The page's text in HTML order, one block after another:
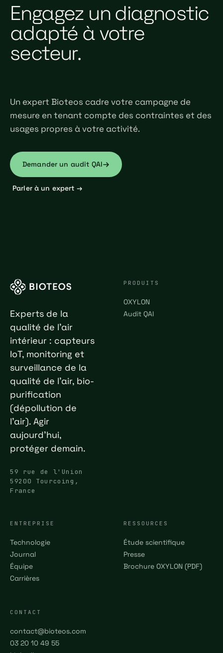
Engagez un diagnostic
adapté à votre
secteur.
Un expert Bioteos cadre votre campagne de
mesure en tenant compte des contraintes et des
usages propres à votre activité.
Demander un audit QAI
Parler à un expert →
Experts de la
qualité de l'air
intérieur : capteurs
IoT, monitoring et
surveillance de la
qualité de l'air, bio-
purification
(dépollution de
l'air). Agir
aujourd'hui,
protéger demain.
59 rue de l'Union
59200 Tourcoing,
France
PRODUITS
OXYLON
Audit QAI
ENTREPRISE
Technologie
Journal
Équipe
Carrières
RESSOURCES
Étude scientifique
Presse
Brochure OXYLON (PDF)
CONTACT
contact@bioteos.com
03 20 10 49 55